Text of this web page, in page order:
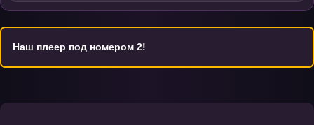
Наш плеер под номером 2!